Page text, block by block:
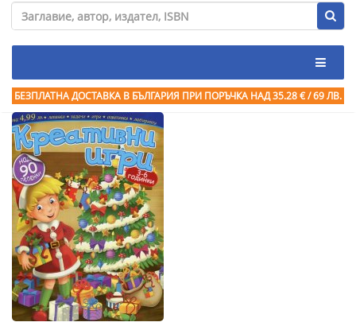
БЕЗПЛАТНА ДОСТАВКА В БЪЛГАРИЯ ПРИ ПОРЪЧКА НАД 35.28 € / 69 ЛВ.